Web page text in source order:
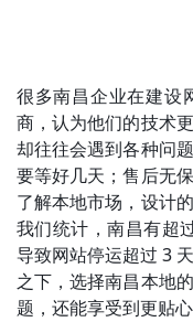
很多南昌企业在建设
商，认为他们的技术
却往往会遇到各种问
要等好几天；售后无
了解本地市场，设计
我们统计，南昌有超
导致网站停运超过 3
之下，选择南昌本地
题，还能享受到更贴